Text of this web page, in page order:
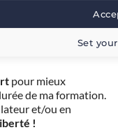
de mon auto-école
des cours de
pour mieux
de ma formation.
et/ou en
!
Set